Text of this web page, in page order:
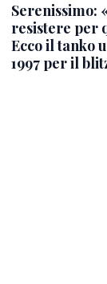
Serenissimo:
resistere per
Ecco il tanko
1997 per il